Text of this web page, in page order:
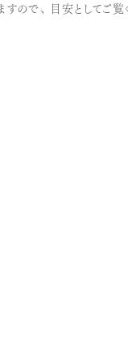
ので、目安としてご覧